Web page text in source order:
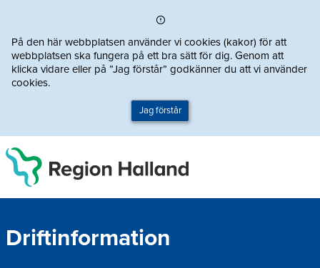
På den här webbplatsen använder vi cookies (kakor) för att
webbplatsen ska fungera på ett bra sätt för dig. Genom att
klicka vidare eller på ”Jag förstår” godkänner du att vi använder
cookies.
Jag förstår
Driftinformation